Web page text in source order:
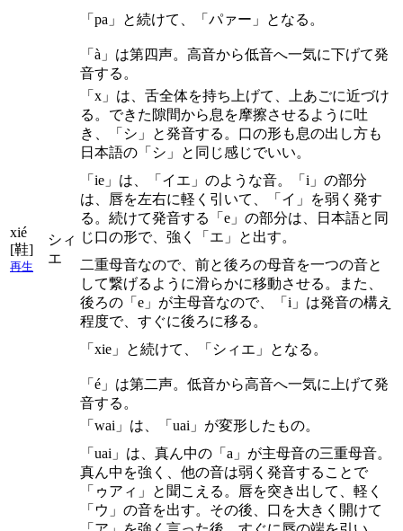
「pa」と続けて、「パァー」となる。
「à」は第四声。高音から低音へ一気に下げて発
音する。
xié
[鞋]
再生
シィ
エ
「x」は、舌全体を持ち上げて、上あごに近づけ
る。できた隙間から息を摩擦させるように吐
き、「シ」と発音する。口の形も息の出し方も
日本語の「シ」と同じ感じでいい。
「ie」は、「イエ」のような音。「i」の部分
は、唇を左右に軽く引いて、「イ」を弱く発す
る。続けて発音する「e」の部分は、日本語と同
じ口の形で、強く「エ」と出す。
二重母音なので、前と後ろの母音を一つの音と
して繋げるように滑らかに移動させる。また、
後ろの「e」が主母音なので、「i」は発音の構え
程度で、すぐに後ろに移る。
「xie」と続けて、「シィエ」となる。
「é」は第二声。低音から高音へ一気に上げて発
音する。
「wai」は、「uai」が変形したもの。
「uai」は、真ん中の「a」が主母音の三重母音。
真ん中を強く、他の音は弱く発音することで
「ゥアィ」と聞こえる。唇を突き出して、軽く
「ウ」の音を出す。その後、口を大きく開けて